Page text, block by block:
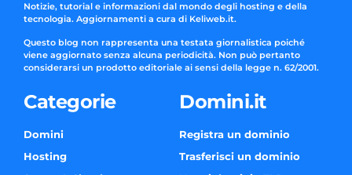
Notizie, tutorial e informazioni dal mondo degli hosting e della
tecnologia. Aggiornamenti a cura di Keliweb.it.
Questo blog non rappresenta una testata giornalistica poiché
viene aggiornato senza alcuna periodicità. Non può pertanto
considerarsi un prodotto editoriale ai sensi della legge n. 62/2001.
Categorie
Domini
Hosting
Domini.it
Registra un dominio
Trasferisci un dominio